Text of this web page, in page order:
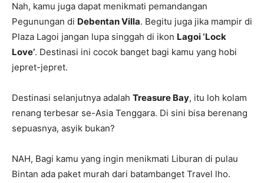
Nah, kamu juga dapat menikmati pemandangan
Pegunungan di Debentan Villa. Begitu juga jika mampir di
Plaza Lagoi jangan lupa singgah di ikon Lagoi ‘Lock
Love’. Destinasi ini cocok banget bagi kamu yang hobi
jepret-jepret.
Destinasi selanjutnya adalah Treasure Bay, itu loh kolam
renang terbesar se-Asia Tenggara. Di sini bisa berenang
sepuasnya, asyik bukan?
NAH, Bagi kamu yang ingin menikmati Liburan di pulau
Bintan ada paket murah dari batambanget Travel lho.